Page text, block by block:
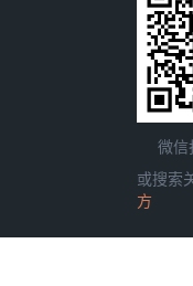
微信
或搜索
方